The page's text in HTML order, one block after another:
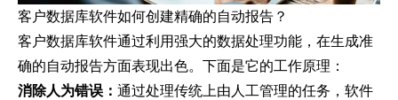
客户数据库软件如何创建精确的自动报告？
客户数据库软件通过利用强大的数据处理功能，在生成准
确的自动报告方面表现出色。下面是它的工作原理：
消除人为错误： 通过处理传统上由人工管理的任务，软件